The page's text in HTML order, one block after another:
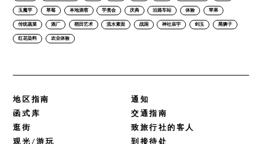
玉魔芋 草莓 本地酒窖 芋煮会 庆典 沿路车站 体验 苹果
传统蔬菜 酒厂 稻田艺术 流水素面 战国 神社庙宇 剑玉 黑狮子
红花染料 农业体验
地区指南
函式库
逛街
观光/游玩
通知
交通指南
致旅行社的客人
到接待处